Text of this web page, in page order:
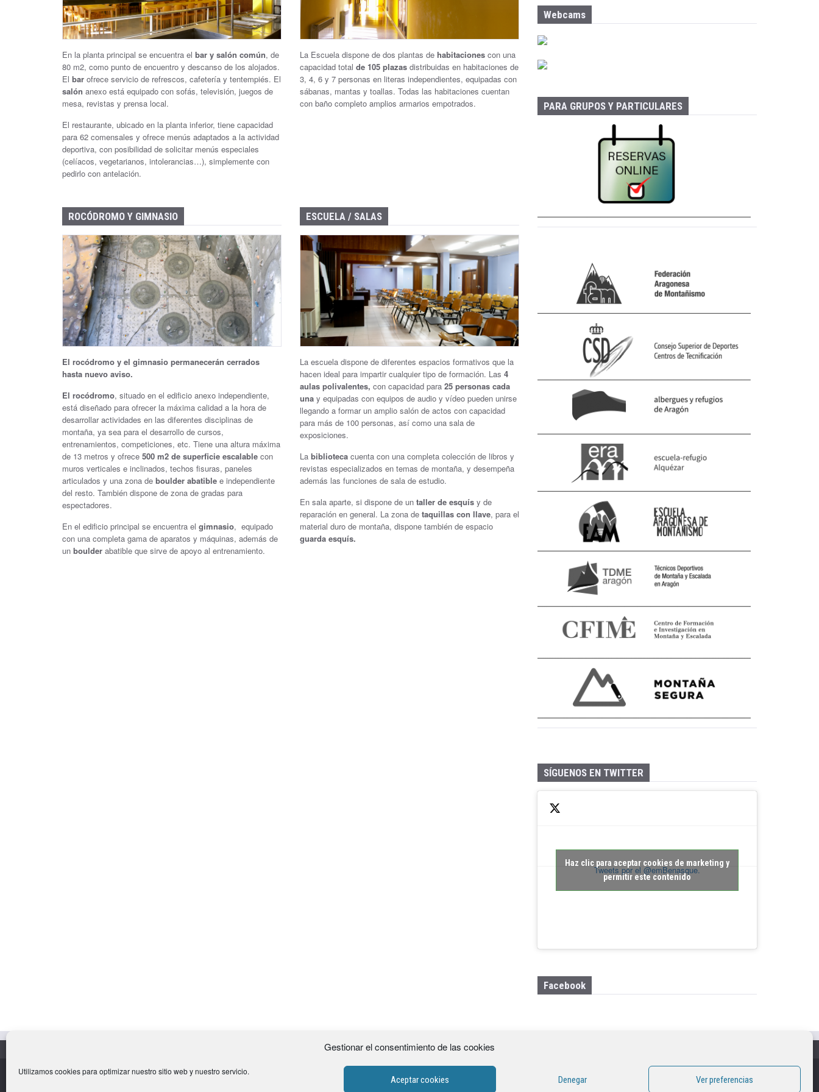
Gestionar el consentimiento de las cookies
Utilizamos cookies para optimizar nuestro sitio web y nuestro servicio.
Aceptar cookies Denegar Ver preferencias
ñ
a
B
e
n
a
s
q
e
En la planta principal se encuentra el bar y salón común, de
80 m2, como punto de encuentro y descanso de los alojados.
El bar ofrece servicio de refrescos, cafetería y tentempiés. El
salón anexo está equipado con sofás, televisión, juegos de
mesa, revistas y prensa local.
El restaurante, ubicado en la planta inferior, tiene capacidad
para 62 comensales y ofrece menús adaptados a la actividad
deportiva, con posibilidad de solicitar menús especiales
(celíacos, vegetarianos, intolerancias…), simplemente con
pedirlo con antelación.
La Escuela dispone de dos plantas de habitaciones con una
capacidad total de 105 plazas distribuidas en habitaciones de
3, 4, 6 y 7 personas en literas independientes, equipadas con
sábanas, mantas y toallas. Todas las habitaciones cuentan
con baño completo amplios armarios empotrados.
ROCÓDROMO Y GIMNASIO
El rocódromo y el gimnasio permanecerán cerrados
hasta nuevo aviso.
El rocódromo, situado en el edificio anexo independiente,
está diseñado para ofrecer la máxima calidad a la hora de
desarrollar actividades en las diferentes disciplinas de
montaña, ya sea para el desarrollo de cursos,
entrenamientos, competiciones, etc. Tiene una altura máxima
de 13 metros y ofrece 500 m2 de superficie escalable con
muros verticales e inclinados, techos fisuras, paneles
articulados y una zona de boulder abatible e independiente
del resto. También dispone de zona de gradas para
espectadores.
En el edificio principal se encuentra el gimnasio, equipado
con una completa gama de aparatos y máquinas, además de
un boulder abatible que sirve de apoyo al entrenamiento.
ESCUELA / SALAS
La escuela dispone de diferentes espacios formativos que la
hacen ideal para impartir cualquier tipo de formación. Las 4
aulas polivalentes, con capacidad para 25 personas cada
una y equipadas con equipos de audio y vídeo pueden unirse
llegando a formar un amplio salón de actos con capacidad
para más de 100 personas, así como una sala de
exposiciones.
La biblioteca cuenta con una completa colección de libros y
revistas especializados en temas de montaña, y desempeña
además las funciones de sala de estudio.
En sala aparte, si dispone de un taller de esquís y de
reparación en general. La zona de taquillas con llave, para el
material duro de montaña, dispone también de espacio
guarda esquís.
:
Webcams
PARA GRUPOS Y PARTICULARES
SÍGUENOS EN TWITTER
Tweets por el @emBenasque.
Haz clic para aceptar cookies de marketing y
permitir este contenido
Facebook